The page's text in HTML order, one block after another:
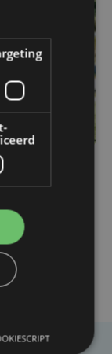
KV Kortrijk
voetbal